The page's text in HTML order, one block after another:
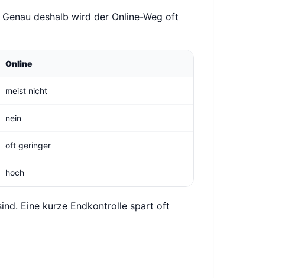
deshalb wird der Online-Weg oft
Online
meist nicht
nein
oft geringer
hoch
Eine kurze Endkontrolle spart oft